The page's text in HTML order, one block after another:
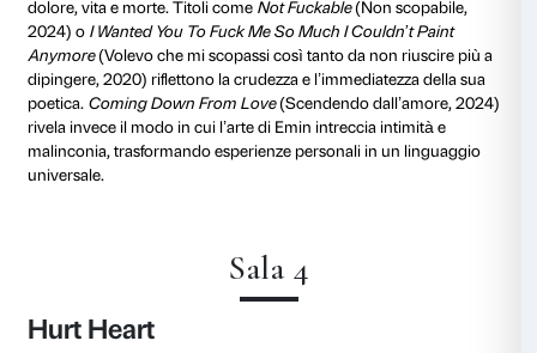
/ Continua / Ogni parte del mio corpo / sta Urlando /
un / Milione di pezzi / Ogni parte / Per Sempre /
Sala 2
Dopo un periodo traumatico all’inizio degli anni